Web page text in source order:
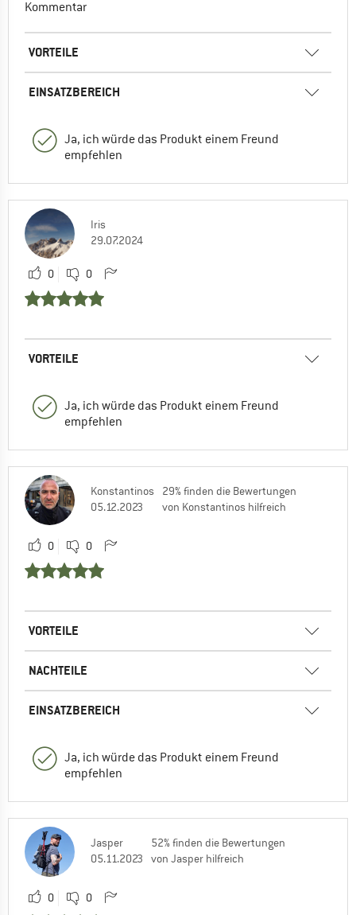
Kommentar
VORTEILE
EINSATZBEREICH
Ja, ich würde das Produkt einem Freund
empfehlen
Iris
29.07.2024
0 0
VORTEILE
Ja, ich würde das Produkt einem Freund
empfehlen
Konstantinos
05.12.2023
29% finden die Bewertungen
von Konstantinos hilfreich
0 0
VORTEILE
NACHTEILE
EINSATZBEREICH
Ja, ich würde das Produkt einem Freund
empfehlen
Jasper
05.11.2023
52% finden die Bewertungen
von Jasper hilfreich
0 0